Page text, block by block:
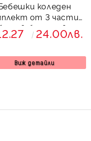
коледен
от 3 части-
в бяло с две
и шапка
24.00лв.
Виж детайли